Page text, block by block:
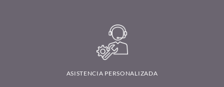
ASISTENCIA PERSONALIZADA